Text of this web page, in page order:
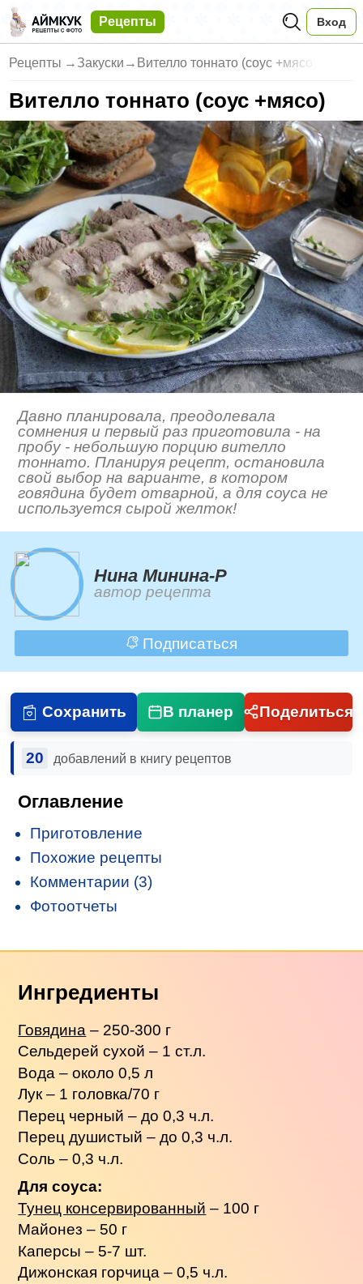
Рецепты Вход
Рецепты → Закуски → Вителло тоннато (соус +мясо)
Вителло тоннато (соус +мясо)
Давно планировала, преодолевала
сомнения и первый раз приготовила - на
пробу - небольшую порцию вителло
тоннато. Планируя рецепт, остановила
свой выбор на варианте, в котором
говядина будет отварной, а для соуса не
используется сырой желток!
Нина Минина-Р
автор рецепта
Подписаться
Сохранить В планер Поделиться
20 добавлений в книгу рецептов
Оглавление
Приготовление
Похожие рецепты
Комментарии (3)
Фотоотчеты
Ингредиенты
Говядина – 250-300 г
Сельдерей сухой – 1 ст.л.
Вода – около 0,5 л
Лук – 1 головка/70 г
Перец черный – до 0,3 ч.л.
Перец душистый – до 0,3 ч.л.
Соль – 0,3 ч.л.
Для соуса:
Тунец консервированный – 100 г
Майонез – 50 г
Каперсы – 5-7 шт.
Дижонская горчица – 0,5 ч.л.